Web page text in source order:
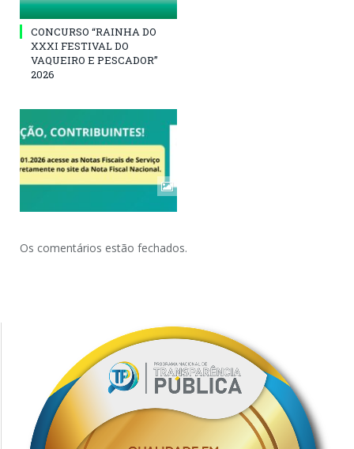
CONCURSO “RAINHA DO
XXXI FESTIVAL DO
VAQUEIRO E PESCADOR”
2026
Os comentários estão fechados.